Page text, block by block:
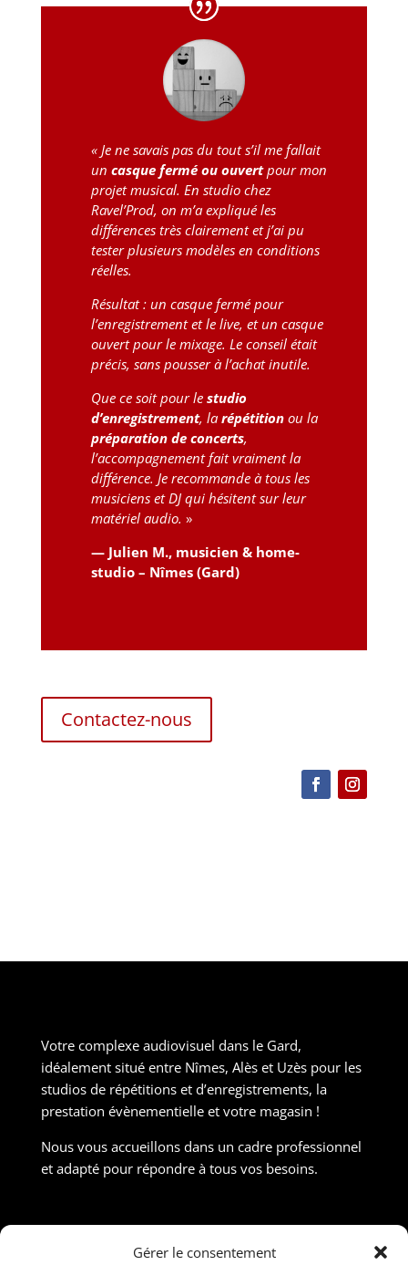
Gérer le consentement
« Je ne savais pas du tout s’il me fallait
un casque fermé ou ouvertpour mon
projet musical. En studio chez
Ravel’Prod, on m’a expliqué les
différences très clairement et j’ai pu
tester plusieurs modèles en conditions
réelles.
Résultat : un casque fermé pour
l’enregistrement et le live, et un casque
ouvert pour le mixage. Le conseil était
précis, sans pousser à l’achat inutile.
Que ce soit pour le studio
d’enregistrement, la répétitionou la
préparation de concerts,
l’accompagnement fait vraiment la
différence. Je recommande à tous les
musiciens et DJ qui hésitent sur leur
matériel audio. »
— Julien M., musicien & home-
studio – Nîmes (Gard)
Contactez-nous
Votre complexe audiovisuel dans le Gard,
idéalement situé entre Nîmes, Alès et Uzès pour les
studios de répétitions et d’enregistrements, la
prestation évènementielle et votre magasin !
Nous vous accueillons dans un cadre professionnel
et adapté pour répondre à tous vos besoins.